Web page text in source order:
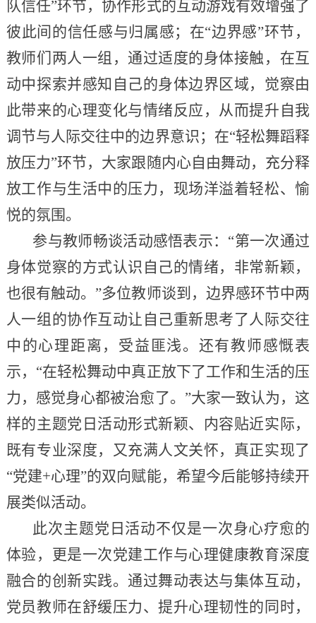
队信任”环节，协作形式的互动游戏有效增强了
彼此间的信任感与归属感；在“边界感”环节，
教师们两人一组，通过适度的身体接触，在互
动中探索并感知自己的身体边界区域，觉察由
此带来的心理变化与情绪反应，从而提升自我
调节与人际交往中的边界意识；在“轻松舞蹈释
放压力”环节，大家跟随内心自由舞动，充分释
放工作与生活中的压力，现场洋溢着轻松、愉
悦的氛围。
参与教师畅谈活动感悟表示：“第一次通过
身体觉察的方式认识自己的情绪，非常新颖，
也很有触动。”多位教师谈到，边界感环节中两
人一组的协作互动让自己重新思考了人际交往
中的心理距离，受益匪浅。还有教师感慨表
示，“在轻松舞动中真正放下了工作和生活的压
力，感觉身心都被治愈了。”大家一致认为，这
样的主题党日活动形式新颖、内容贴近实际，
既有专业深度，又充满人文关怀，真正实现了
“党建+心理”的双向赋能，希望今后能够持续开
展类似活动。
此次主题党日活动不仅是一次身心疗愈的
体验，更是一次党建工作与心理健康教育深度
融合的创新实践。通过舞动表达与集体互动，
党员教师在舒缓压力、提升心理韧性的同时，